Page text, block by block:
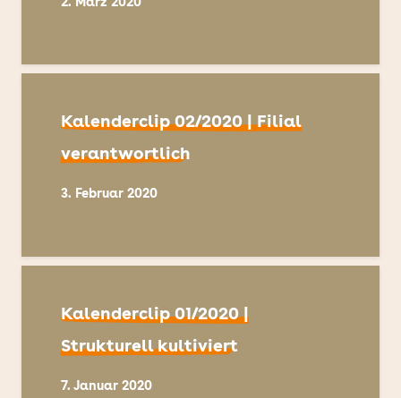
Kalenderclip 02/2020 | Filial
verantwortlich
3. Februar 2020
Kalenderclip 01/2020 |
Strukturell kultiviert
7. Januar 2020